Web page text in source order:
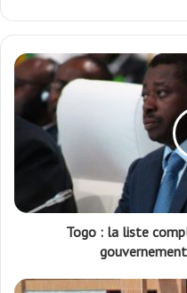
Togo : la liste